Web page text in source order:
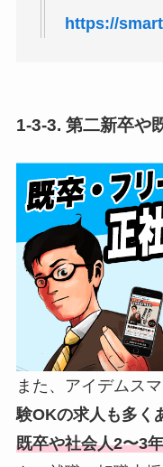
https://
1-3-3. 第二新卒や
また、アイデムス
験OKの求人も多く
既卒や社会人2〜3